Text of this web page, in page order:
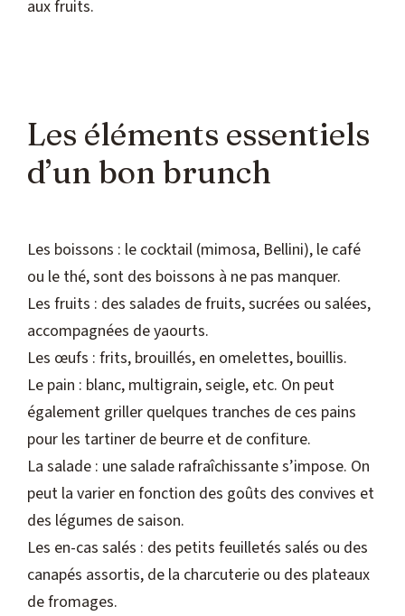
aux fruits.
Les éléments essentiels
d’un bon brunch
Les boissons : le cocktail (mimosa, Bellini), le café
ou le thé, sont des boissons à ne pas manquer.
Les fruits : des salades de fruits, sucrées ou salées,
accompagnées de yaourts.
Les œufs : frits, brouillés, en omelettes, bouillis.
Le pain : blanc, multigrain, seigle, etc. On peut
également griller quelques tranches de ces pains
pour les tartiner de beurre et de confiture.
La salade : une salade rafraîchissante s’impose. On
peut la varier en fonction des goûts des convives et
des légumes de saison.
Les en-cas salés : des petits feuilletés salés ou des
canapés assortis, de la charcuterie ou des plateaux
de fromages.